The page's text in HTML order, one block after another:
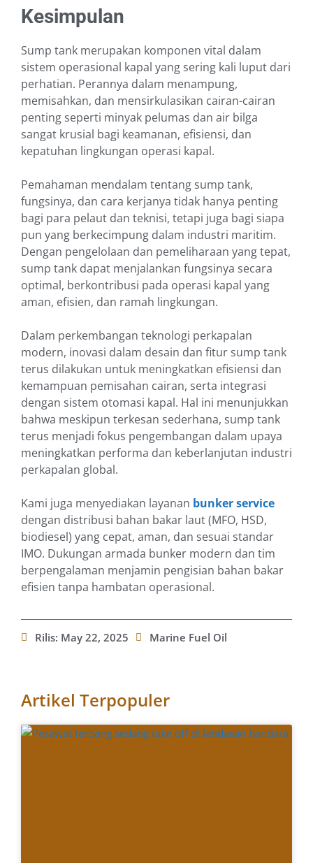
Kesimpulan
Sump tank merupakan komponen vital dalam
sistem operasional kapal yang sering kali luput dari
perhatian. Perannya dalam menampung,
memisahkan, dan mensirkulasikan cairan-cairan
penting seperti minyak pelumas dan air bilga
sangat krusial bagi keamanan, efisiensi, dan
kepatuhan lingkungan operasi kapal.
Pemahaman mendalam tentang sump tank,
fungsinya, dan cara kerjanya tidak hanya penting
bagi para pelaut dan teknisi, tetapi juga bagi siapa
pun yang berkecimpung dalam industri maritim.
Dengan pengelolaan dan pemeliharaan yang tepat,
sump tank dapat menjalankan fungsinya secara
optimal, berkontribusi pada operasi kapal yang
aman, efisien, dan ramah lingkungan.
Dalam perkembangan teknologi perkapalan
modern, inovasi dalam desain dan fitur sump tank
terus dilakukan untuk meningkatkan efisiensi dan
kemampuan pemisahan cairan, serta integrasi
dengan sistem otomasi kapal. Hal ini menunjukkan
bahwa meskipun terkesan sederhana, sump tank
terus menjadi fokus pengembangan dalam upaya
meningkatkan performa dan keberlanjutan industri
perkapalan global.
Kami juga menyediakan layanan bunker service
dengan distribusi bahan bakar laut (MFO, HSD,
biodiesel) yang cepat, aman, dan sesuai standar
IMO. Dukungan armada bunker modern dan tim
berpengalaman menjamin pengisian bahan bakar
efisien tanpa hambatan operasional.
Rilis: May 22, 2025 Marine Fuel Oil
Artikel Terpopuler